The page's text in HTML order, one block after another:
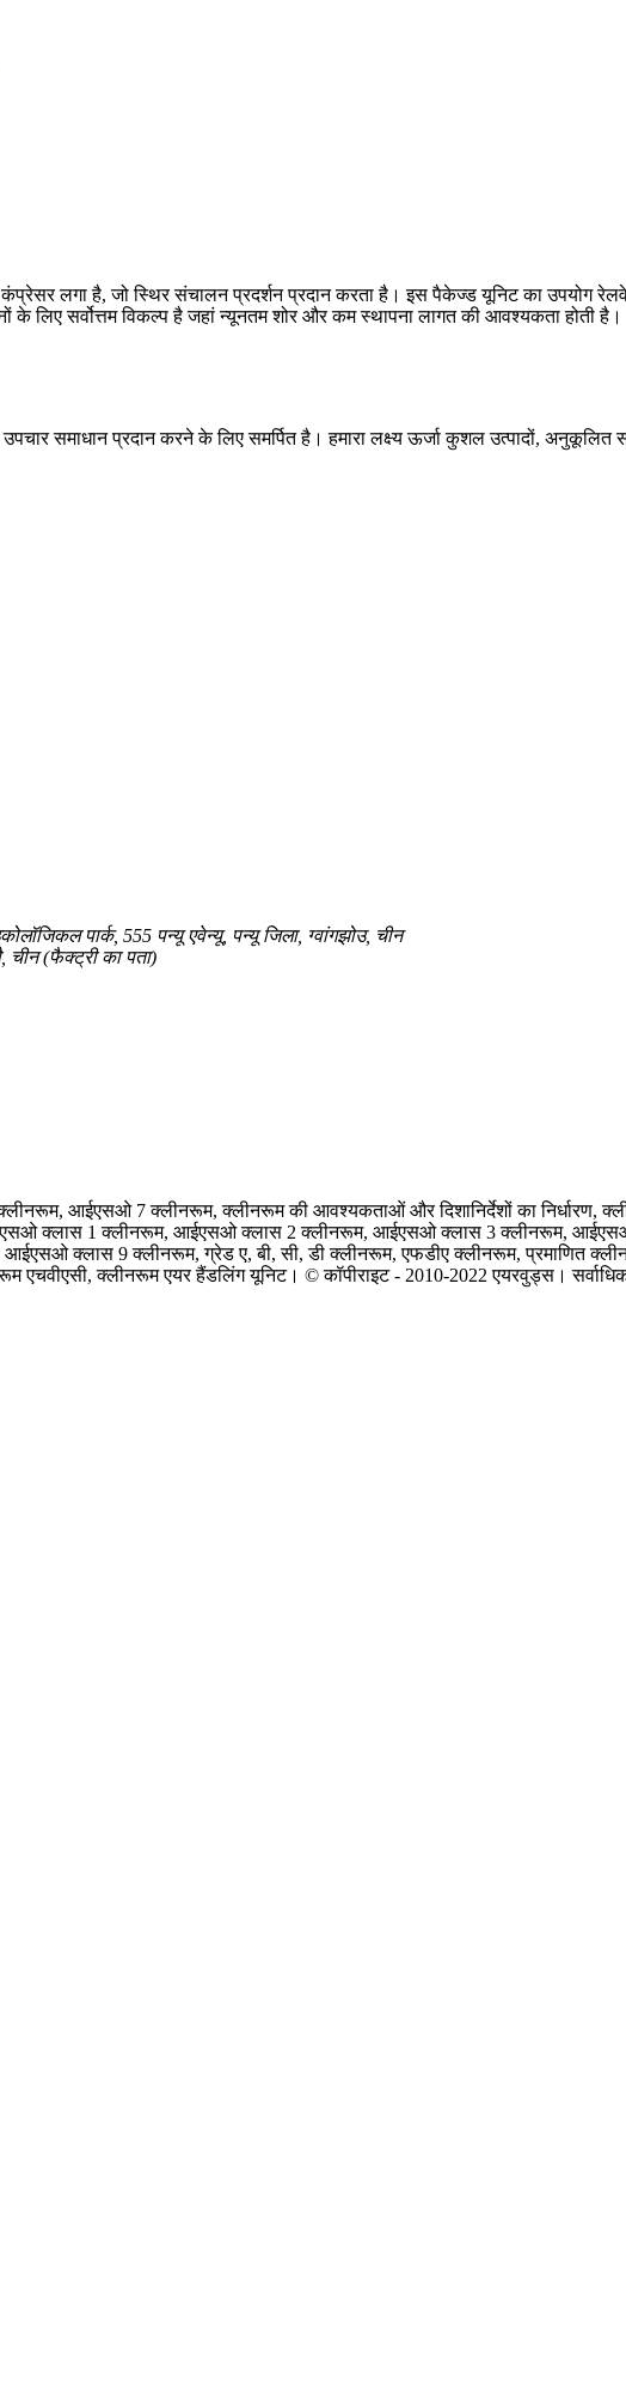
लगा है, जो स्थिर संचालन प्रदर्शन प्रदान करता है। इस पैकेज्ड यूनिट का उपयोग रेलवे
लिए सर्वोत्तम विकल्प है जहां न्यूनतम शोर और कम स्थापना लागत की आवश्यकता होती है।
समाधान प्रदान करने के लिए समर्पित है। हमारा लक्ष्य ऊर्जा कुशल उत्पादों,
पार्क, 555 पन्यू एवेन्यू, पन्यू जिला, ग्वांगझोउ, चीन
चीन (फैक्ट्री का पता)
आईएसओ 7 क्लीनरूम, क्लीनरूम की आवश्यकताओं और दिशानिर्देशों का निर्धारण,
क्लास 1 क्लीनरूम, आईएसओ क्लास 2 क्लीनरूम, आईएसओ क्लास 3 क्लीनरूम,
क्लास 9 क्लीनरूम, ग्रेड ए, बी, सी, डी क्लीनरूम, एफडीए क्लीनरूम, प्रमाणित
क्लीनरूम एयर हैंडलिंग यूनिट। © कॉपीराइट - 2010-2022 एयरवुड्स।